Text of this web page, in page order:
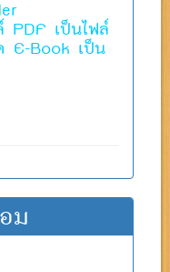
PDF เป็นไฟล์
E-Book เป็น
ม